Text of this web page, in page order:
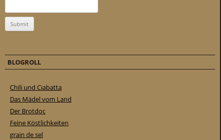
BLOGROLL
Chili und Ciabatta
Das Mädel vom Land
Der Brotdoc
Feine Köstlichkeiten
grain de sel